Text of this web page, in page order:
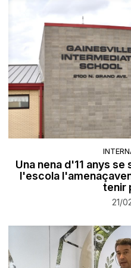
Una nena d'11 anys
l'escola
tenir
21/